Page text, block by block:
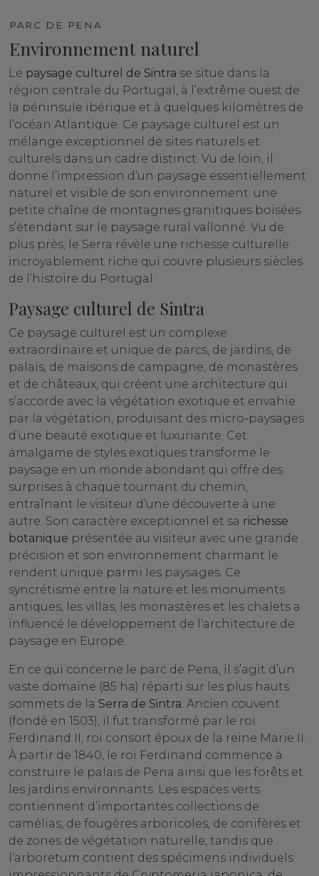
PARC DE PENA
Environnement naturel
Le paysage culturel de Sintra se situe dans la
région centrale du Portugal, à l’extrême ouest de
la péninsule ibérique et à quelques kilomètres de
l’océan Atlantique. Ce paysage culturel est un
mélange exceptionnel de sites naturels et
culturels dans un cadre distinct. Vu de loin, il
donne l’impression d’un paysage essentiellement
naturel et visible de son environnement: une
petite chaîne de montagnes granitiques boisées
s’étendant sur le paysage rural vallonné. Vu de
plus près, le Serra révèle une richesse culturelle
incroyablement riche qui couvre plusieurs siècles
de l’histoire du Portugal.
Paysage culturel de Sintra
Ce paysage culturel est un complexe
extraordinaire et unique de parcs, de jardins, de
palais, de maisons de campagne, de monastères
et de châteaux, qui créent une architecture qui
s’accorde avec la végétation exotique et envahie
par la végétation, produisant des micro-paysages
d’une beauté exotique et luxuriante. Cet
amalgame de styles exotiques transforme le
paysage en un monde abondant qui offre des
surprises à chaque tournant du chemin,
entraînant le visiteur d’une découverte à une
autre. Son caractère exceptionnel et sa richesse
botanique présentée au visiteur avec une grande
précision et son environnement charmant le
rendent unique parmi les paysages. Ce
syncrétisme entre la nature et les monuments
antiques, les villas, les monastères et les chalets a
influencé le développement de l’architecture de
paysage en Europe.
En ce qui concerne le parc de Pena, il s’agit d’un
vaste domaine (85 ha) réparti sur les plus hauts
sommets de la Serra de Sintra. Ancien couvent
(fondé en 1503), il fut transformé par le roi
Ferdinand II, roi consort époux de la reine Marie II.
À partir de 1840, le roi Ferdinand commence à
construire le palais de Pena ainsi que les forêts et
les jardins environnants. Les espaces verts
contiennent d’importantes collections de
camélias, de fougères arboricoles, de conifères et
de zones de végétation naturelle, tandis que
l’arboretum contient des spécimens individuels